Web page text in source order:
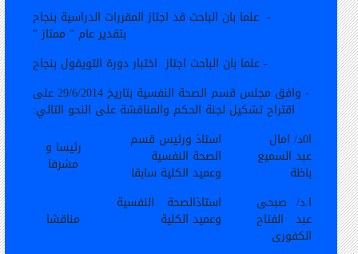
- علما بان الباحث قد اجتاز المقررات الدراسية بنجاح
بتقدير عام " ممتاز "
- علما بان الباحث اجتاز اختبار دورة التويفول بنجاح
-
وافق مجلس قسم الصحة النفسية بتاريخ 29/6/2014 على
اقتراح تشكيل لجنة الحكم والمناقشة على النحو التالي:
ا0د/ امال
عبد السميع
باظة
استاذ ورئيس قسم
الصحة النفسية
وعميد الكلية سابقا
رئيسا و
مشرفا
ا.د/ صبحى
عبد الفتاح
الكفورى
استاذالصحة النفسية
وعميد الكلية مناقشا